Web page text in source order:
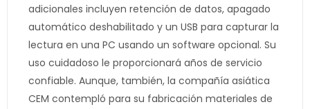
adicionales incluyen retención de datos, apagado
automático deshabilitado y un USB para capturar la
lectura en una PC usando un software opcional. Su
uso cuidadoso le proporcionará años de servicio
confiable. Aunque, también, la compañía asiática
CEM contempló para su fabricación materiales de